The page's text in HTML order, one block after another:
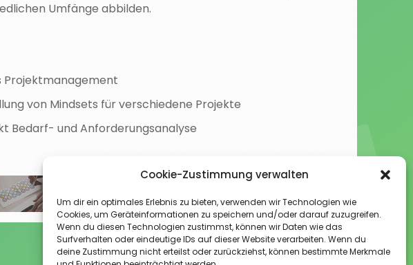
Cookie-Zustimmung verwalten
Um dir ein optimales Erlebnis zu bieten, verwenden wir Technologien wie
Cookies, um Geräteinformationen zu speichern und/oder darauf zuzugreifen.
Wenn du diesen Technologien zustimmst, können wir Daten wie das
Surfverhalten oder eindeutige IDs auf dieser Website verarbeiten. Wenn du
deine Zustimmung nicht erteilst oder zurückziehst, können bestimmte Merkmale
Umfänge abbilden.
Projektmanagement
von Mindsets für verschiedene Projekte
Bedarf- und Anforderungsanalyse